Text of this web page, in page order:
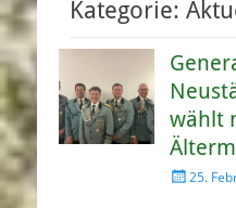
Kategorie:
wählt
25.